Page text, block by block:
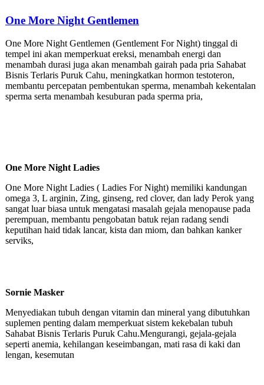
One More Night Gentlemen
One More Night Gentlemen (Gentlement For Night) tinggal di
tempel ini akan memperkuat ereksi, menambah energi dan
menambah durasi juga akan menambah gairah pada pria Sahabat
Bisnis Terlaris Puruk Cahu, meningkatkan hormon testoteron,
membantu percepatan pembentukan sperma, menambah kekentalan
sperma serta menambah kesuburan pada sperma pria,
One More Night Ladies
One More Night Ladies ( Ladies For Night) memiliki kandungan
omega 3, L arginin, Zing, ginseng, red clover, dan lady Perok yang
sangat luar biasa untuk mengatasi masalah gejala menopause pada
perempuan, membantu pengobatan batuk rejan radang sendi
keputihan haid tidak lancar, kista dan miom, dan bahkan kanker
serviks,
Sornie Masker
Menyediakan tubuh dengan vitamin dan mineral yang dibutuhkan
suplemen penting dalam memperkuat sistem kekebalan tubuh
Sahabat Bisnis Terlaris Puruk Cahu.Mengurangi, gejala-gejala
seperti anemia, kehilangan keseimbangan, mati rasa di kaki dan
lengan, kesemutan